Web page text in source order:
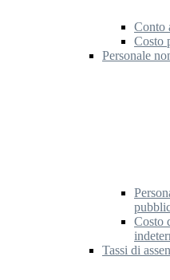
Conto
Costo
Personale
Costo
Tassi di